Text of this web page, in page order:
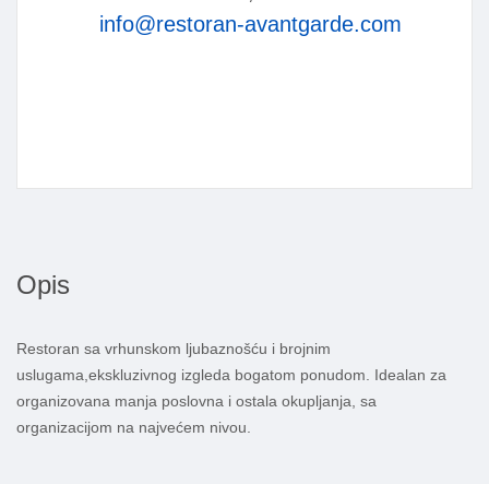
info@restoran-avantgarde.com
Opis
Restoran sa vrhunskom ljubaznošću i brojnim
uslugama,ekskluzivnog izgleda bogatom ponudom. Idealan za
organizovana manja poslovna i ostala okupljanja, sa
organizacijom na najvećem nivou.